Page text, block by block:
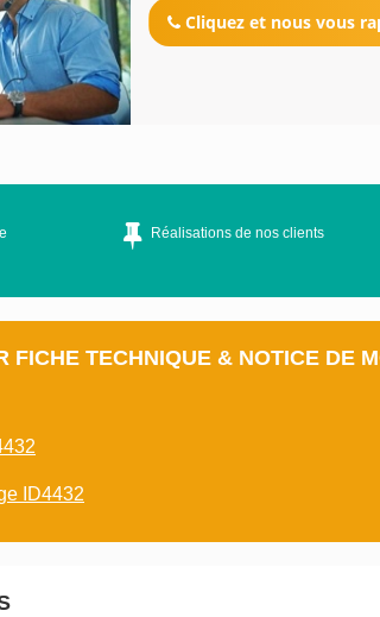
Cliquez et nous vous
Réalisations de nos clients
FICHE TECHNIQUE & NOTICE DE
ID4432